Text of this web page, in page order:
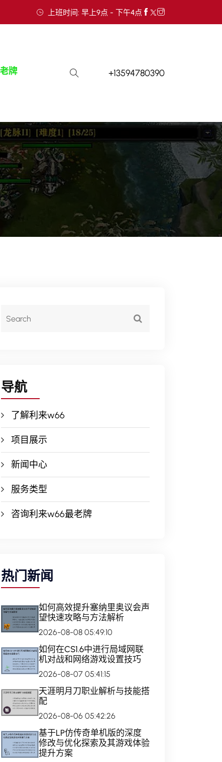
上班时间: 早上9点 - 下午4点
+13594780390
导航
了解利来w66
项目展示
新闻中心
服务类型
咨询利来w66最老牌
热门新闻
如何高效提升塞纳里奥议会声
望快速攻略与方法解析
2026-08-08 05:49:10
如何在CS1.6中进行局域网联
机对战和网络游戏设置技巧
2026-08-07 05:41:15
天涯明月刀职业解析与技能搭
配
2026-08-06 05:42:26
基于LP仿传奇单机版的深度
修改与优化探索及其游戏体验
提升方案